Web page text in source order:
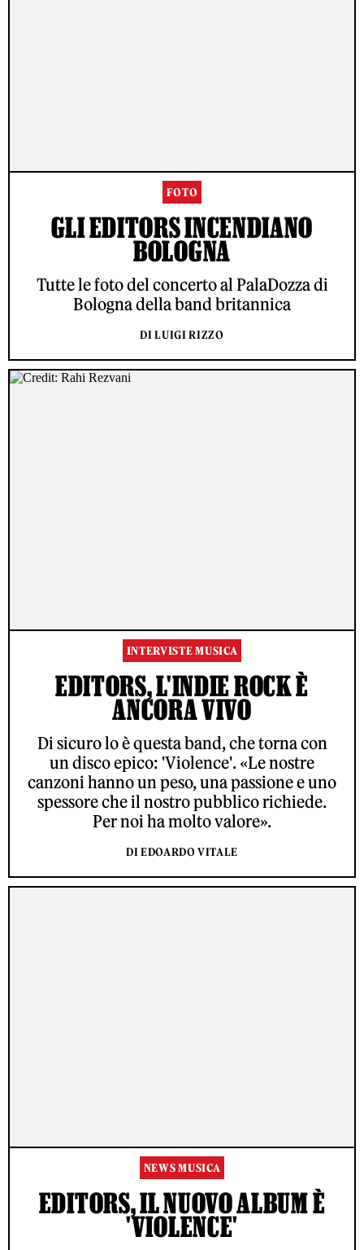
FOTO
GLI EDITORS INCENDIANO
BOLOGNA
Tutte le foto del concerto al PalaDozza di
Bologna della band britannica
DI LUIGI RIZZO
INTERVISTE MUSICA
EDITORS, L'INDIE ROCK È
ANCORA VIVO
Di sicuro lo è questa band, che torna con
un disco epico: 'Violence'. «Le nostre
canzoni hanno un peso, una passione e uno
spessore che il nostro pubblico richiede.
Per noi ha molto valore».
DI EDOARDO VITALE
NEWS MUSICA
EDITORS, IL NUOVO ALBUM È
'VIOLENCE'